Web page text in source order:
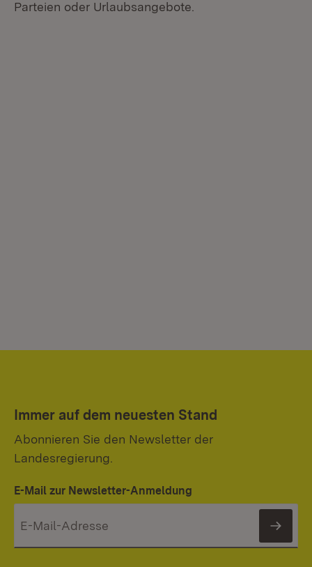
Parteien oder Urlaubsangebote.
Immer auf dem neuesten Stand
Abonnieren Sie den Newsletter der
Landesregierung.
E-Mail zur Newsletter-Anmeldung